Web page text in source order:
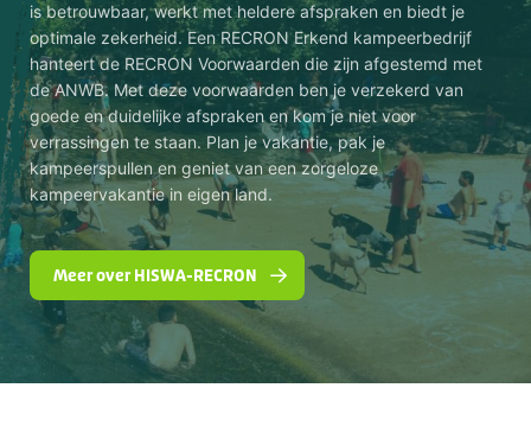
is betrouwbaar, werkt met heldere afspraken en biedt je
optimale zekerheid. Een RECRON Erkend kampeerbedrijf
hanteert de RECRON Voorwaarden die zijn afgestemd met
de ANWB. Met deze voorwaarden ben je verzekerd van
goede en duidelijke afspraken en kom je niet voor
verrassingen te staan. Plan je vakantie, pak je
kampeerspullen en geniet van een zorgeloze
kampeervakantie in eigen land.
Meer over HISWA-RECRON